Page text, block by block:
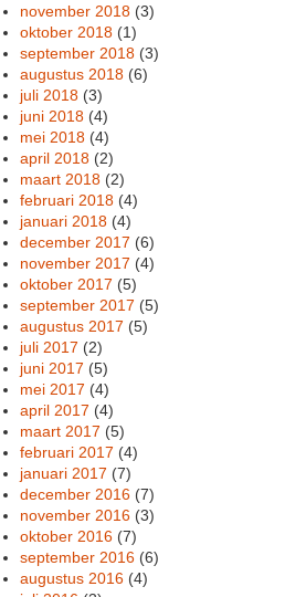
november 2018 (3)
oktober 2018 (1)
september 2018 (3)
augustus 2018 (6)
juli 2018 (3)
juni 2018 (4)
mei 2018 (4)
april 2018 (2)
maart 2018 (2)
februari 2018 (4)
januari 2018 (4)
december 2017 (6)
november 2017 (4)
oktober 2017 (5)
september 2017 (5)
augustus 2017 (5)
juli 2017 (2)
juni 2017 (5)
mei 2017 (4)
april 2017 (4)
maart 2017 (5)
februari 2017 (4)
januari 2017 (7)
december 2016 (7)
november 2016 (3)
oktober 2016 (7)
september 2016 (6)
augustus 2016 (4)